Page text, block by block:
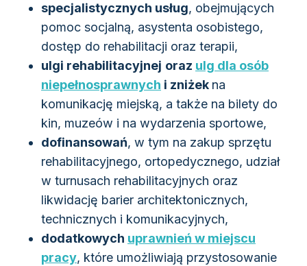
specjalistycznych usług, obejmujących
pomoc socjalną, asystenta osobistego,
dostęp do rehabilitacji oraz terapii,
ulgi rehabilitacyjnej oraz ulg dla osób
niepełnosprawnych i zniżek na
komunikację miejską, a także na bilety do
kin, muzeów i na wydarzenia sportowe,
dofinansowań, w tym na zakup sprzętu
rehabilitacyjnego, ortopedycznego, udział
w turnusach rehabilitacyjnych oraz
likwidację barier architektonicznych,
technicznych i komunikacyjnych,
dodatkowych uprawnień w miejscu
pracy, które umożliwiają przystosowanie